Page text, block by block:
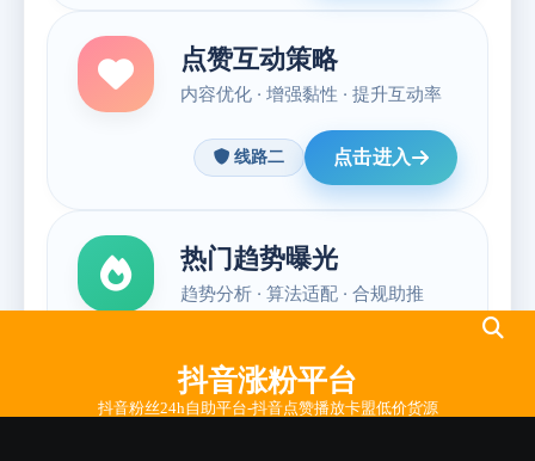
抖音涨粉平台
抖音粉丝24h自助平台-抖音点赞播放卡盟低价货源